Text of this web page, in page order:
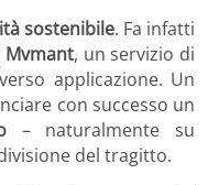
sostenibile. Fa infatti
Mvmant, un servizio di
applicazione. Un
con successo un
– naturalmente su
del tragitto.